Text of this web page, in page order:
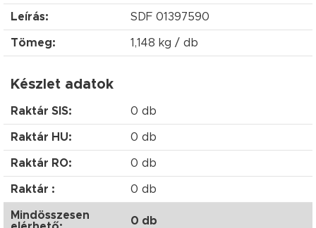
Leírás: SDF 01397590
Tömeg: 1,148 kg / db
Készlet adatok
Raktár SIS: 0 db
Raktár HU: 0 db
Raktár RO: 0 db
Raktár : 0 db
Mindösszesen
0 db